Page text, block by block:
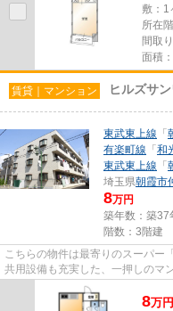
敷：1
所在
間取
面積
賃貸｜マンション ヒルズサ
東武東上線 「
有楽町線 「 和
東武東上線 「
埼玉県朝霞市
8万円
築年数：築37
階数：3階建
こちらの物件は最寄りのスーパー
共用設備も充実した、一押しのマ
る、アクセス良好な物件です。...
8万円